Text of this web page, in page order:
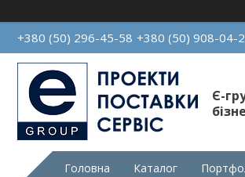
+380 (50) 296-45-58 +380 (50) 908-04-
Є-
Головна Каталог